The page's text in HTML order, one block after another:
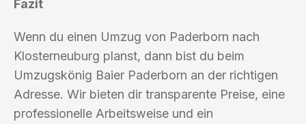
Fazit
Wenn du einen Umzug von Paderborn nach
Klosterneuburg planst, dann bist du beim
Umzugskönig Baier Paderborn an der richtigen
Adresse. Wir bieten dir transparente Preise, eine
professionelle Arbeitsweise und ein